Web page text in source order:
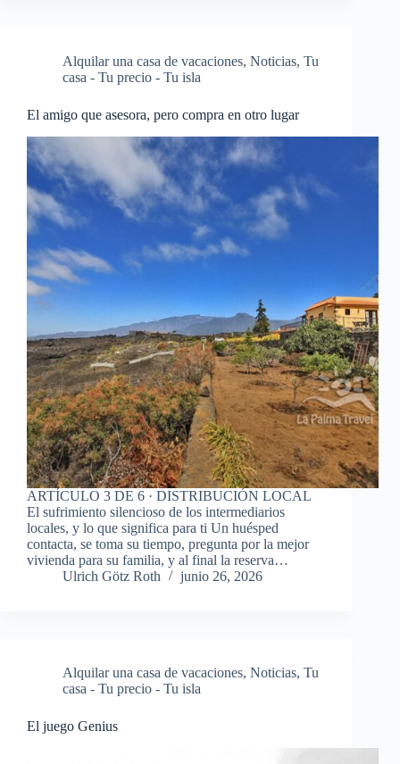
Alquilar una casa de vacaciones, Noticias, Tu
casa - Tu precio - Tu isla
El amigo que asesora, pero compra en otro lugar
ARTÍCULO 3 DE 6 · DISTRIBUCIÓN LOCAL
El sufrimiento silencioso de los intermediarios
locales, y lo que significa para ti Un huésped
contacta, se toma su tiempo, pregunta por la mejor
vivienda para su familia, y al final la reserva…
Ulrich Götz Roth
junio 26, 2026
Alquilar una casa de vacaciones, Noticias, Tu
casa - Tu precio - Tu isla
El juego Genius